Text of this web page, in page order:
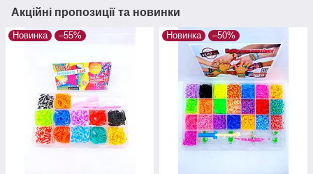
Акційні пропозиції та новинки
Новинка –55% Новинка –50%